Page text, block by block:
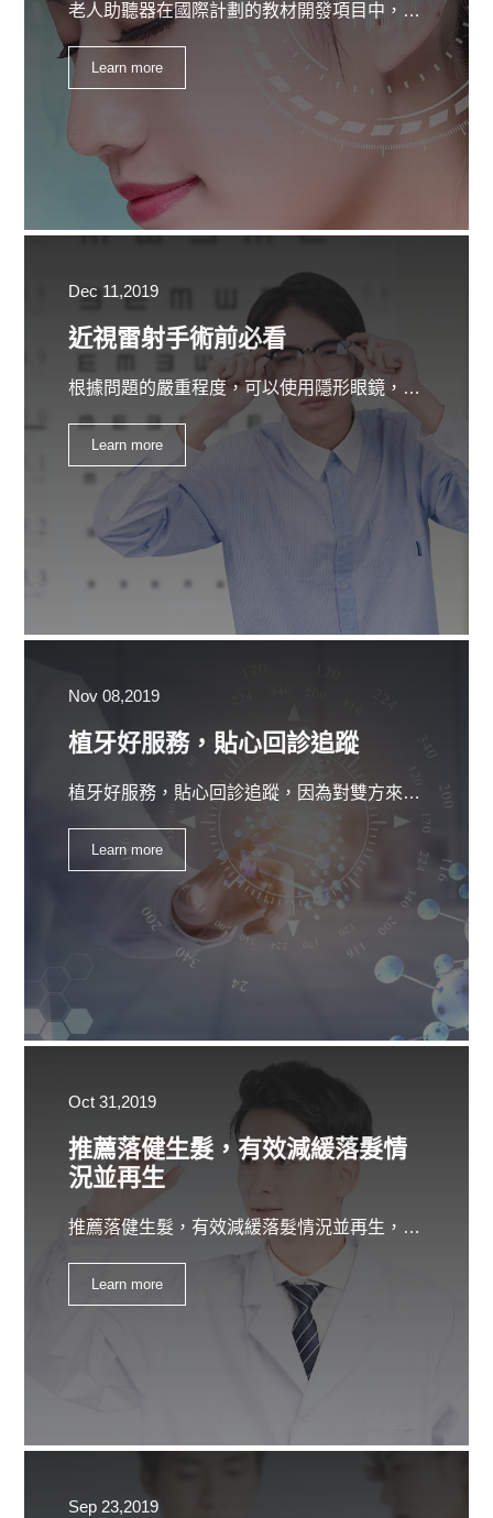
老人助聽器在國際計劃的教材開發項目中，我們主要處理不同專業，詞典，旅遊，美食，園藝和細木工行業的方法學材料的描述的準備工作。在這些幫助下，員工和雇主都可以更輕鬆地理解和解決他們的任務。我們與準備齊全的大學，老人助聽器教育機構和非政府組織一起用英語開展活動。
Learn more
Dec 11,2019
近視雷射手術前必看
根據問題的嚴重程度，可以使用隱形眼鏡，眼鏡或進行近視雷射來治療近視。一個人可能需要永久性地戴眼鏡或隱形眼鏡，或者在必要時（例如開車或看電視時）戴上眼鏡或隱形眼鏡。鏡片的強度取決於視力的弱弱，而視力越弱則鏡片變得越強。患有近視的人在嘗試閱讀標示牌或任何距離較遠的物體時，也都會感到近視困難。他們可以在閱讀或縫製時清晰看到。
Learn more
Nov 08,2019
植牙好服務，貼心回診追蹤‎
植牙好服務，貼心回診追蹤‎，因為對雙方來說，醫師的資歷都是最直接有效的第一評估依據。在瞭解了挑選醫師的第一步驟之後，想必對於該如何選擇植牙醫師，應該也有初步的概念了。在整體療程上仍然是讓人覺得不是個很好的經驗。
Learn more
Oct 31,2019
推薦落健生髮，有效減緩落髮情
況並再生
推薦落健生髮，有效減緩落髮情況並再生，使用類似髮油的優質髮質油，它將刺激血液流向頭皮，並促進新的毛囊的生長。使用草藥油進行頭皮按摩，將油塗抹在頭皮上，並按摩頭皮5分鐘，這樣可以促進頭髮更快生長。並發現更快生長頭髮的秘訣落健生髮。
Learn more
Sep 23,2019